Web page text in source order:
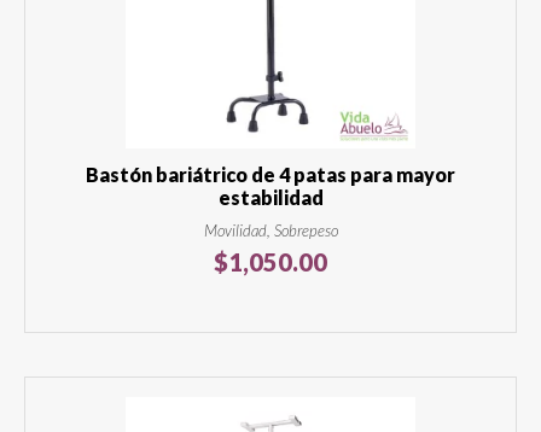
Bastón bariátrico de 4 patas para mayor
estabilidad
Movilidad, Sobrepeso
$1,050.00